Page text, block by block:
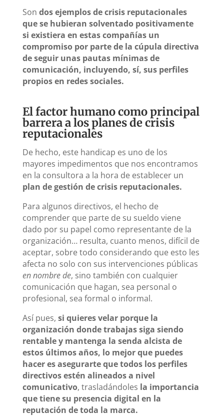
Son dos ejemplos de crisis reputacionales
que se hubieran solventado positivamente
si existiera en estas compañías un
compromiso por parte de la cúpula directiva
de seguir unas pautas mínimas de
comunicación, incluyendo, sí, sus perfiles
propios en redes sociales.
El factor humano como principal
barrera a los planes de crisis
reputacionales
De hecho, este handicap es uno de los
mayores impedimentos que nos encontramos
en la consultora a la hora de establecer un
plan de gestión de crisis reputacionales.
Para algunos directivos, el hecho de
comprender que parte de su sueldo viene
dado por su papel como representante de la
organización… resulta, cuanto menos, difícil de
aceptar, sobre todo considerando que esto les
afecta no solo con sus intervenciones públicas
en nombre de, sino también con cualquier
comunicación que hagan, sea personal o
profesional, sea formal o informal.
Así pues, si quieres velar porque la
organización donde trabajas siga siendo
rentable y mantenga la senda alcista de
estos últimos años, lo mejor que puedes
hacer es asegurarte que todos los perfiles
directivos estén alineados a nivel
comunicativo, trasladándoles la importancia
que tiene su presencia digital en la
reputación de toda la marca.